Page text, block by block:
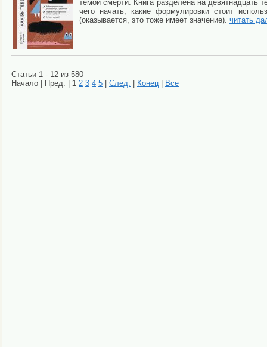
темой смерти. Книга разделена на девятнадцать
чего начать, какие формулировки стоит
(оказывается, это тоже имеет значение). читать
Статьи 1 - 12 из 580
Начало | Пред. | 1 2 3 4 5 След. Конец Все